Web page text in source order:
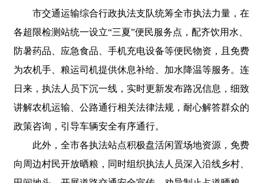
市交通运输综合行政执法支队统筹全市执法力量，在
各超限检测站统一设立“三夏”便民服务点，配齐饮用水、
防暑药品、应急食品、手机充电设备等便民物资，且免费
为农机手、粮运司机提供休息补给、加水降温等服务。连
日来，执法人员下沉一线，实时更新发布路况信息，细致
讲解农机运输、公路通行相关法律法规，耐心解答群众的
政策咨询，引导车辆安全有序通行。
此外，全市各执法站点积极盘活闲置场地资源，免费
向周边村民开放晒粮，同时组织执法人员深入沿线乡村、